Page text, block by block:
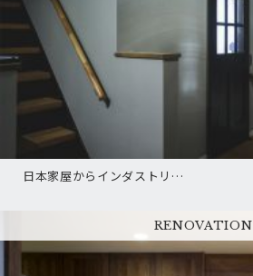
日本家屋からインダストリ…
RENOVATION